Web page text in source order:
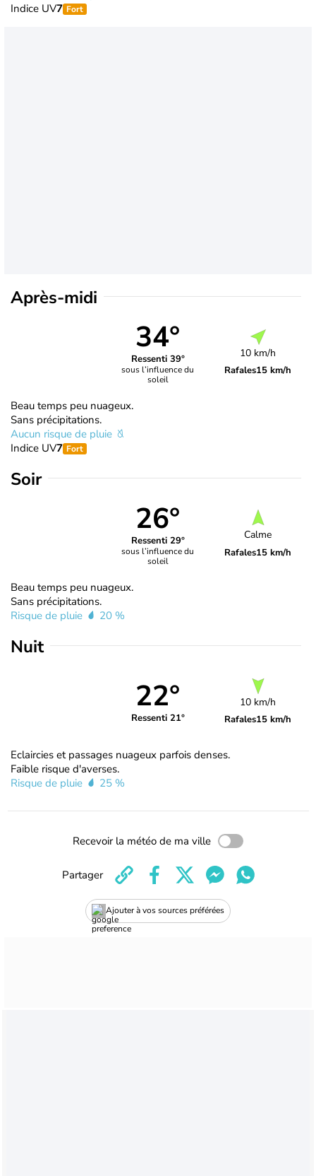
Indice UV7 Fort
Après-midi
34°
Ressenti 39°
sous l’influence du
soleil
10 km/h
Rafales15 km/h
Beau temps peu nuageux.
Sans précipitations.
Aucun risque de pluie
Indice UV7 Fort
Soir
26°
Ressenti 29°
sous l’influence du
soleil
Calme
Rafales15 km/h
Beau temps peu nuageux.
Sans précipitations.
Risque de pluie
20 %
Nuit
22°
Ressenti 21°
10 km/h
Rafales15 km/h
Eclaircies et passages nuageux parfois denses.
Faible risque d'averses.
Risque de pluie
25 %
Recevoir la météo de ma ville
Ajouter à vos sources préférées
Partager